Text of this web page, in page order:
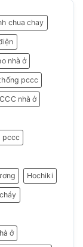
chua chay
nhà ở
pccc
nhà ở
pccc
Hochiki
ở